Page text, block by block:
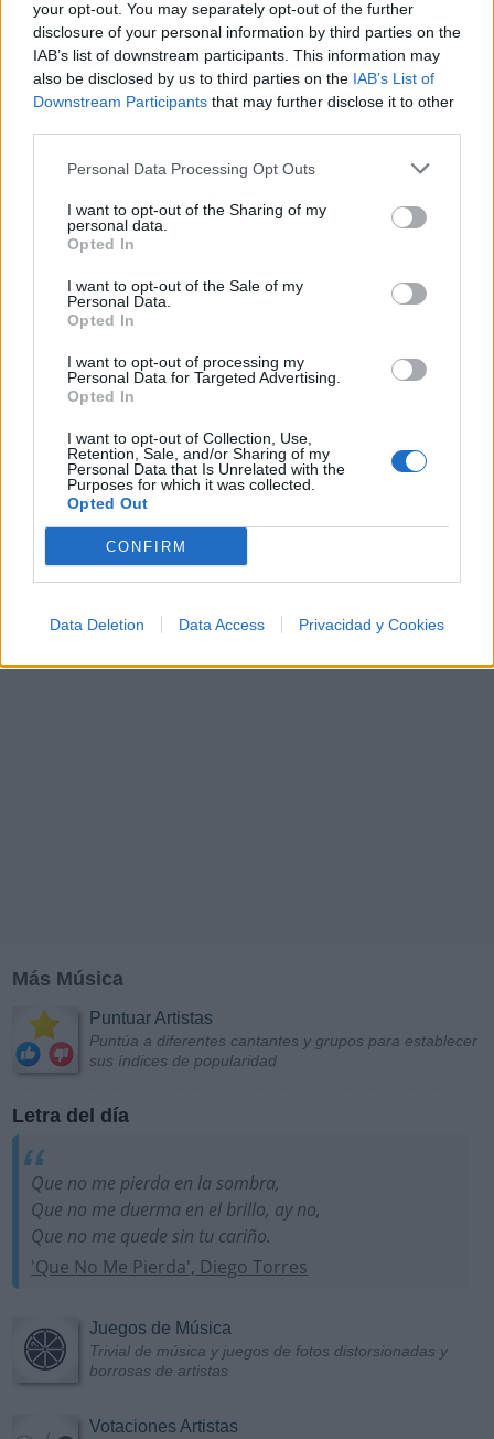
your opt-out. You may separately opt-out of the further
disclosure of your personal information by third parties on the
IAB’s list of downstream participants. This information may
also be disclosed by us to third parties on the IAB’s List of
Downstream Participants that may further disclose it to other
Personal Data Processing Opt Outs
I want to opt-out of the Sharing of my
personal data.
Opted In
I want to opt-out of the Sale of my
Personal Data.
Opted In
I want to opt-out of processing my
Personal Data for Targeted Advertising.
Opted In
I want to opt-out of Collection, Use,
Retention, Sale, and/or Sharing of my
Personal Data that Is Unrelated with the
Purposes for which it was collected.
Opted Out
CONFIRM
Data Deletion Data Access Privacidad y Cookies
Añadir un comentario ...
🪐🚀 Canciones para Ver las Estrellas:
🌌🚀 Viaje intergaláctico: la mejor selección de
psicodelia, space rock y atmósferas cósmicas para
tus noches de astronomía. 🪐🎸 Desconecta, mira
✨⭐
Letras Top Artistas Playlists
B C D E F G H I K
Z #
Más Música
Puntuar Artistas
Puntúa a diferentes cantantes y grupos para establecer
sus índices de popularidad
Letra del día
Que no me pierda en la sombra,
Que no me duerma en el brillo, ay no,
Que no me quede sin tu cariño.
'Que No Me Pierda', Diego Torres
Juegos de Música
Trivial de música y juegos de fotos distorsionadas y
borrosas de artistas
Votaciones Artistas